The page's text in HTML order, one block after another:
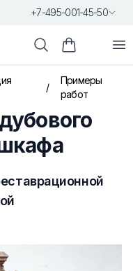
+7-495-001-45-50
ПоискКорзина
/
Примеры
работ